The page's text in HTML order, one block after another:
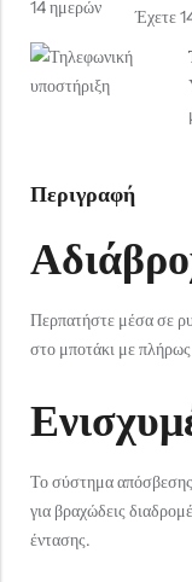
Έχετε
Περιγραφή
Περπατήστε μέσα σε
στο μποτάκι με
Το σύστημα
για βραχώδεις
έντασης.